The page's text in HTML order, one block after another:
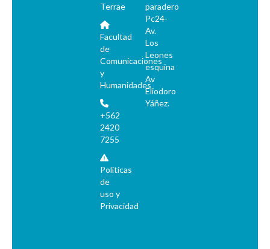
Terrae
Facultad
de
Comunicaciones
y
Humanidades
+562
2420
7255
Políticas
de
uso y
Privacidad
paradero
Pc24-
Av.
Los
Leones
esquina
Av
Eliodoro
Yáñez.